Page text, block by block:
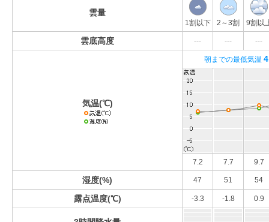
雲量
1割以下 2～3割 9割以
雲底高度 --- --- ---
気温(℃)
朝までの最低気温
7.2 7.7 9.7
湿度(%) 47 51 54
露点温度(℃) -3.3 -1.8 0.9